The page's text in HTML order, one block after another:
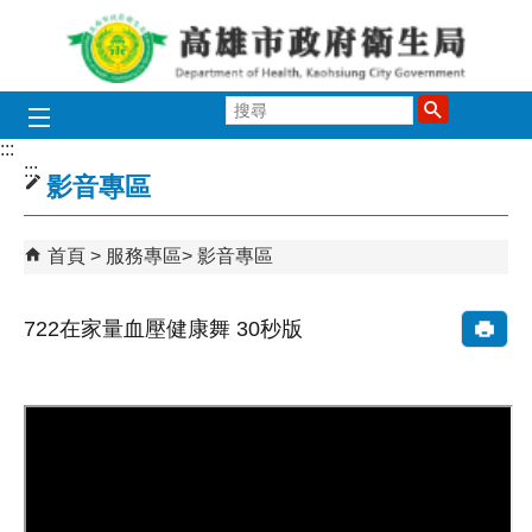
跳到主要內容區塊
尋
:::
:::
影音專區
首頁 服務專區 影音專區
722在家量血壓健康舞 30秒版